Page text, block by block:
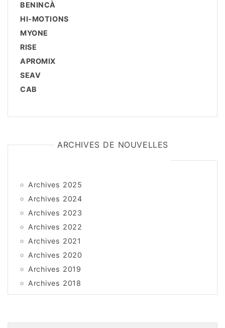
BENINCÀ
HI-MOTIONS
MYONE
RISE
APROMIX
SEAV
CAB
ARCHIVES DE NOUVELLES
Archives 2025
Archives 2024
Archives 2023
Archives 2022
Archives 2021
Archives 2020
Archives 2019
Archives 2018
Archives 2017
Archives 2015